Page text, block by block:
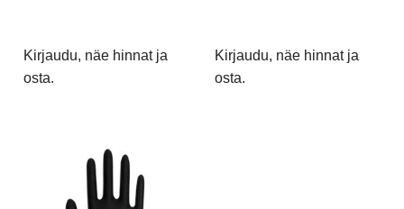
Kirjaudu, näe hinnat ja
osta.
Kirjaudu, näe hinnat ja
osta.